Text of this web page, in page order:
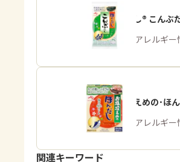
「ほんだし® こんぶ
商品・アレルギー
「お塩控えめの･ほん
商品・アレルギー
関連キーワード